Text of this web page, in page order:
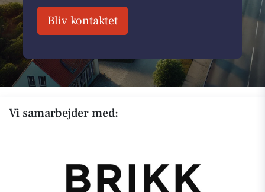
Bliv kontaktet
Vi samarbejder med: